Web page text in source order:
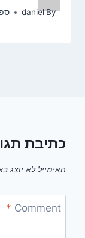
By
daniel
כתיבת
האימייל לא יוצג
Comment
*